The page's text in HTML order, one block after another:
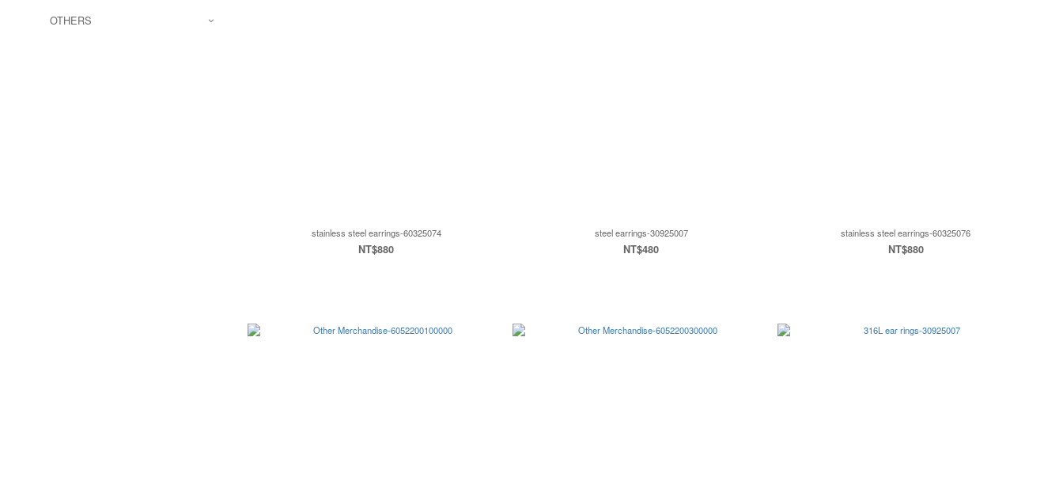
OTHERS
stainless steel earrings-60325074
NT$880
steel earrings-30925007
NT$480
stainless steel earrings-60325076
NT$880